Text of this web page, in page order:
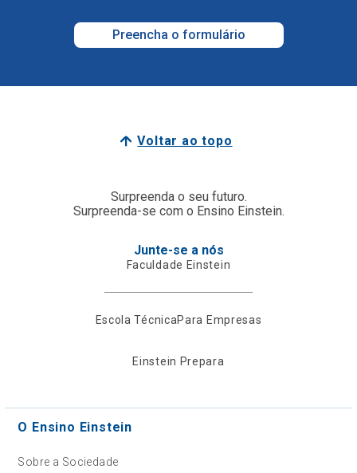
Preencha o formulário
Voltar ao topo
Surpreenda o seu futuro.
Surpreenda-se com o Ensino Einstein.
Junte-se a nós
Faculdade Einstein
Escola TécnicaPara Empresas
Einstein Prepara
O Ensino Einstein
Sobre a Sociedade